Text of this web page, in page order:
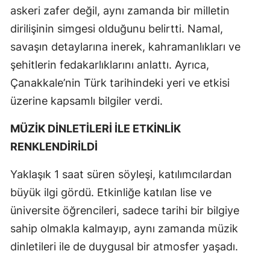
askeri zafer değil, aynı zamanda bir milletin
dirilişinin simgesi olduğunu belirtti. Namal,
savaşın detaylarına inerek, kahramanlıkları ve
şehitlerin fedakarlıklarını anlattı. Ayrıca,
Çanakkale’nin Türk tarihindeki yeri ve etkisi
üzerine kapsamlı bilgiler verdi.
MÜZİK DİNLETİLERİ İLE ETKİNLİK
RENKLENDİRİLDİ
Yaklaşık 1 saat süren söyleşi, katılımcılardan
büyük ilgi gördü. Etkinliğe katılan lise ve
üniversite öğrencileri, sadece tarihi bir bilgiye
sahip olmakla kalmayıp, aynı zamanda müzik
dinletileri ile de duygusal bir atmosfer yaşadı.